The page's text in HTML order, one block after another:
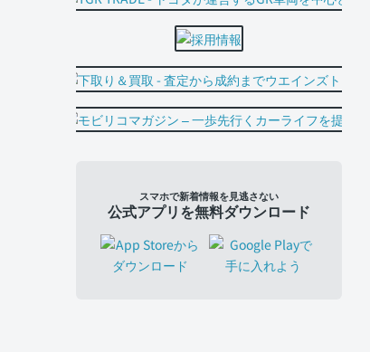
スマホで新着情報を見逃さない
公式アプリを無料ダウンロード